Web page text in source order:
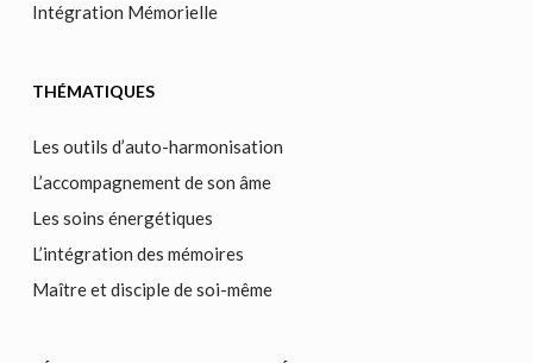
Intégration Mémorielle
THÉMATIQUES
Les outils d’auto-harmonisation
L’accompagnement de son âme
Les soins énergétiques
L’intégration des mémoires
Maître et disciple de soi-même